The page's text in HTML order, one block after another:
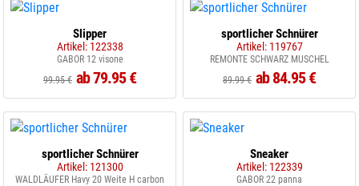
Slipper
Artikel: 122338
GABOR 12 visone
99.95 € ab 79.95 €
sportlicher Schnürer
Artikel: 119767
REMONTE SCHWARZ MUSCHEL
89.99 € ab 84.95 €
sportlicher Schnürer
Artikel: 121300
WALDLÄUFER Havy 20 Weite H carbon
Sneaker
Artikel: 122339
GABOR 22 panna